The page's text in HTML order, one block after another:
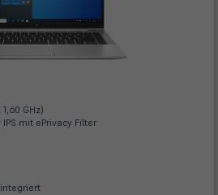
GHz)
IPS mit ePrivacy Filter
integriert